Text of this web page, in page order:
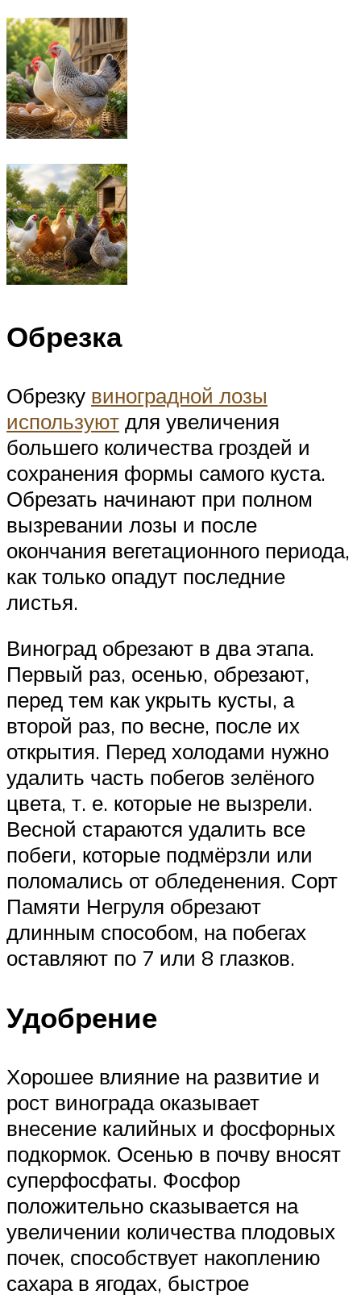
Обрезка
Обрезку виноградной лозы
используют для увеличения
большего количества гроздей и
сохранения формы самого куста.
Обрезать начинают при полном
вызревании лозы и после
окончания вегетационного периода,
как только опадут последние
листья.
Виноград обрезают в два этапа.
Первый раз, осенью, обрезают,
перед тем как укрыть кусты, а
второй раз, по весне, после их
открытия. Перед холодами нужно
удалить часть побегов зелёного
цвета, т. е. которые не вызрели.
Весной стараются удалить все
побеги, которые подмёрзли или
поломались от обледенения. Сорт
Памяти Негруля обрезают
длинным способом, на побегах
оставляют по 7 или 8 глазков.
Удобрение
Хорошее влияние на развитие и
рост винограда оказывает
внесение калийных и фосфорных
подкормок. Осенью в почву вносят
суперфосфаты. Фосфор
положительно сказывается на
увеличении количества плодовых
почек, способствует накоплению
сахара в ягодах, быстрое